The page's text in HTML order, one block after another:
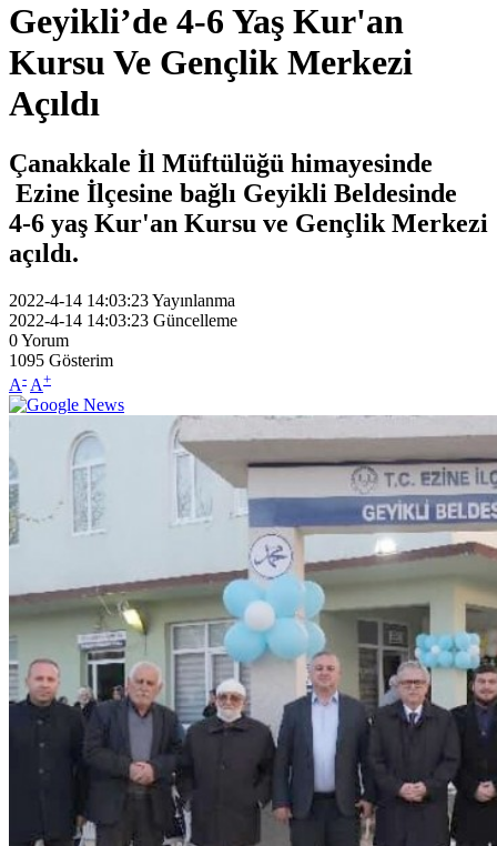
Geyikli’de 4-6 Yaş Kur'an
Kursu Ve Gençlik Merkezi
Açıldı
Çanakkale İl Müftülüğü himayesinde
Ezine İlçesine bağlı Geyikli Beldesinde
4-6 yaş Kur'an Kursu ve Gençlik Merkezi
açıldı.
2022-4-14 14:03:23Yayınlanma
2022-4-14 14:03:23 Güncelleme
0Yorum
1095 Gösterim
A- A+